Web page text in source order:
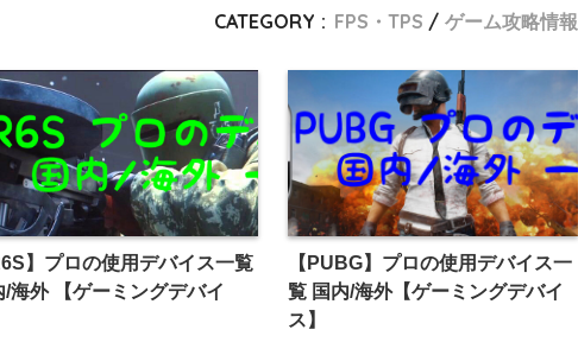
CATEGORY : FPS・TPS ゲーム攻略情報
】プロの使用デバイス一覧
/海外 【ゲーミングデバイ
【PUBG】プロの使用デバイス一
覧 国内/海外【ゲーミングデバイ
ス】